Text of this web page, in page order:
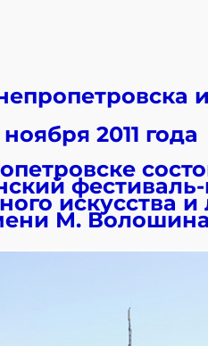
ноября 2011 года
искусства
М.